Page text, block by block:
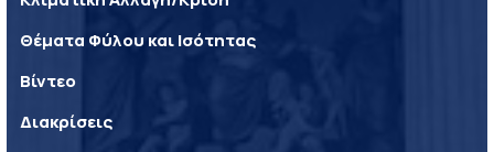
Θέματα Φύλου και Ισότητας
Βίντεο
Διακρίσεις